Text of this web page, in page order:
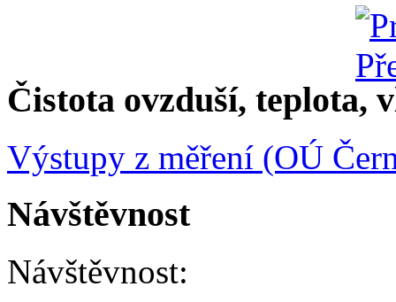
Čistota ovzduší, teplota,
Výstupy z měření (OÚ
Návštěvnost
Návštěvnost: